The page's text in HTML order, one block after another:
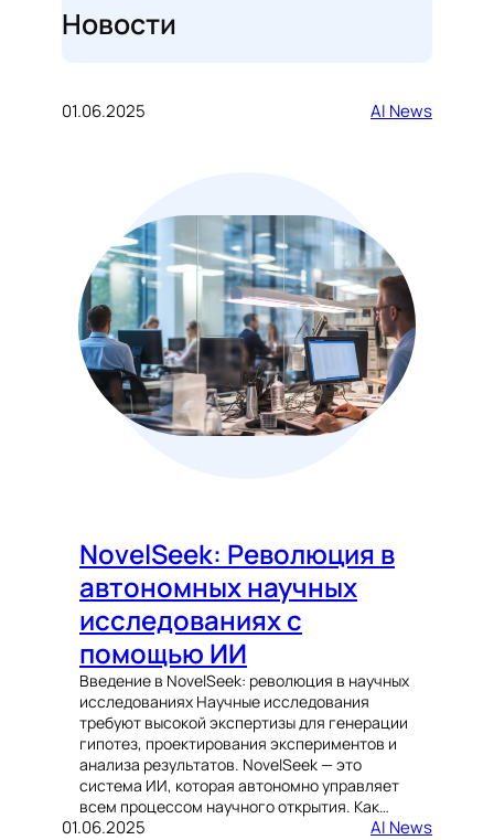
Новости
01.06.2025 AI News
NovelSeek: Революция в
автономных научных
исследованиях с
помощью ИИ
Введение в NovelSeek: революция в научных
исследованиях Научные исследования
требуют высокой экспертизы для генерации
гипотез, проектирования экспериментов и
анализа результатов. NovelSeek — это
система ИИ, которая автономно управляет
всем процессом научного открытия. Как…
01.06.2025 AI News